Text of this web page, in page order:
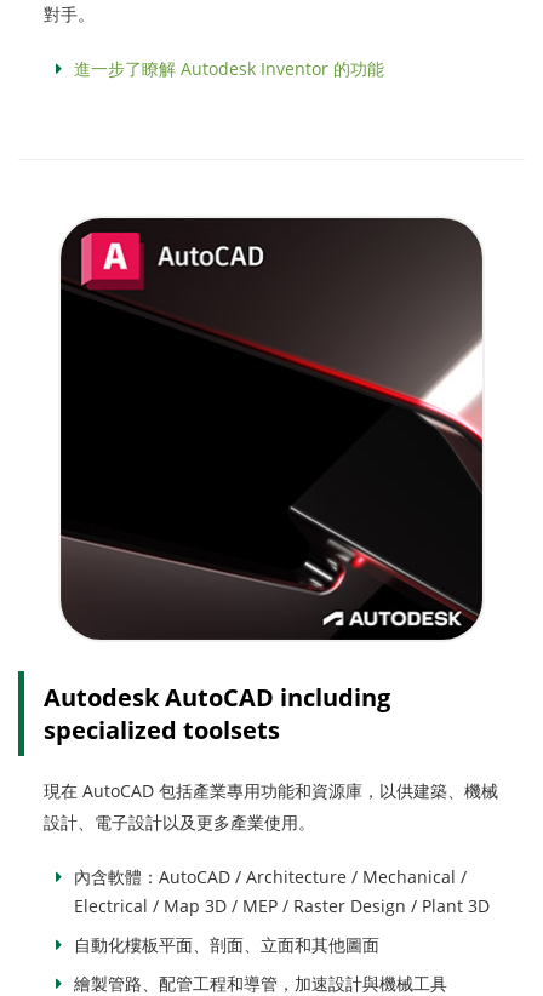
對手。
進一步了瞭解 Autodesk Inventor 的功能
Autodesk AutoCAD including
specialized toolsets
現在 AutoCAD 包括產業專用功能和資源庫，以供建築、機械
設計、電子設計以及更多產業使用。
內含軟體：AutoCAD / Architecture / Mechanical /
Electrical / Map 3D / MEP / Raster Design / Plant 3D
自動化樓板平面、剖面、立面和其他圖面
繪製管路、配管工程和導管，加速設計與機械工具